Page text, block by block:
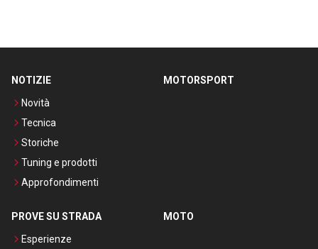
NOTIZIE
Novità
Tecnica
Storiche
Tuning e prodotti
Approfondimenti
MOTORSPORT
PROVE SU STRADA
Esperienze
MOTO